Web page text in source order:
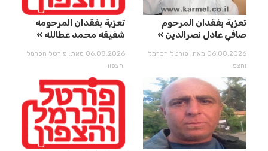
تعزية بفقدان المرحوم
صافي عادل نصرالدين
06.08.2026 מאת: פורטל הכרמל
והצפון
تعزية بفقدان المرحومه
شفيقه محمد عطالله
06.08.2026 מאת: פורטל הכרמל
והצפון